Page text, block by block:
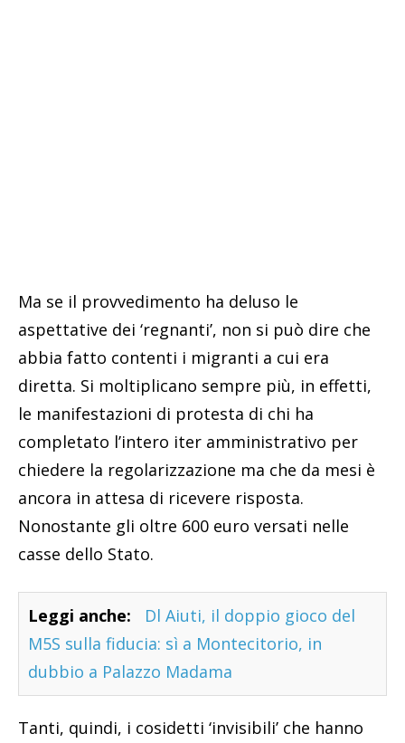
Ma se il provvedimento ha deluso le
aspettative dei ‘regnanti’, non si può dire che
abbia fatto contenti i migranti a cui era
diretta. Si moltiplicano sempre più, in effetti,
le manifestazioni di protesta di chi ha
completato l’intero iter amministrativo per
chiedere la regolarizzazione ma che da mesi è
ancora in attesa di ricevere risposta.
Nonostante gli oltre 600 euro versati nelle
casse dello Stato.
Leggi anche:
Dl Aiuti, il doppio gioco del
M5S sulla fiducia: sì a Montecitorio, in
dubbio a Palazzo Madama
Tanti, quindi, i cosidetti ‘invisibili’ che hanno